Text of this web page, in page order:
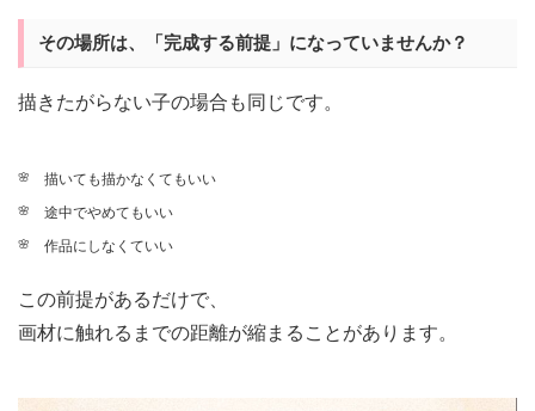
その場所は、「完成する前提」になっていませんか？
描きたがらない子の場合も同じです。
描いても描かなくてもいい
途中でやめてもいい
作品にしなくていい
この前提があるだけで、
画材に触れるまでの距離が縮まることがあります。